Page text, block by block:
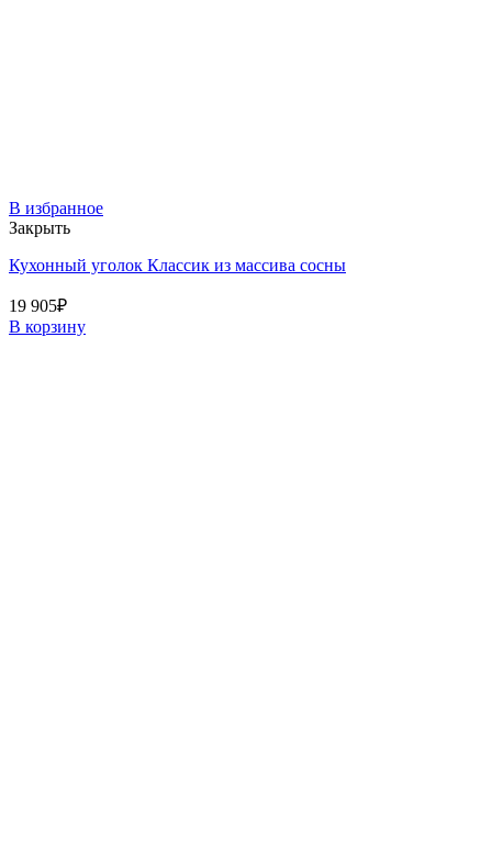
В избранное
Закрыть
Кухонный уголок Классик из массива сосны
19 905₽
В корзину